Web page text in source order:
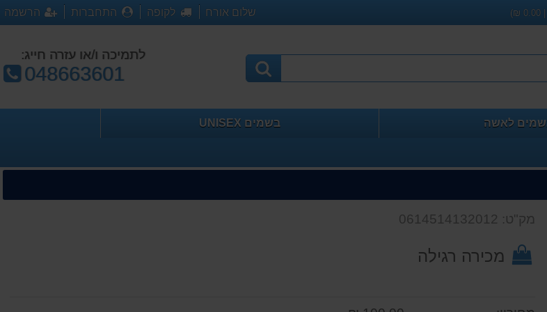
0.00
₪) שלום אורח לקופה התחברות הרשמה
לתמיכה ו/או עזרה חייג:
טלפון:
048663601
לאשה בשמים UNISEX
מק"ט: 0614514132012
מכירה רגילה